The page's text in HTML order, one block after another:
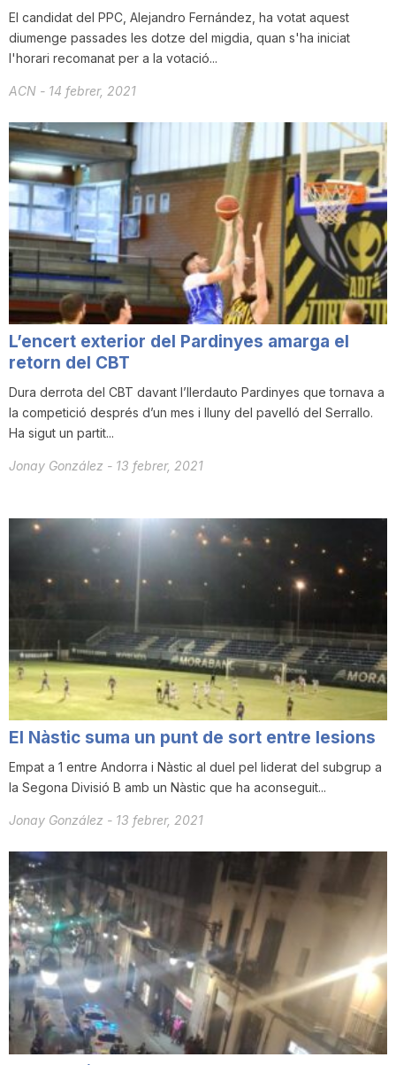
El candidat del PPC, Alejandro Fernández, ha votat aquest
diumenge passades les dotze del migdia, quan s'ha iniciat
l'horari recomanat per a la votació...
ACN - 14 febrer, 2021
L’encert exterior del Pardinyes amarga el
retorn del CBT
Dura derrota del CBT davant l’Ilerdauto Pardinyes que tornava a
la competició després d’un mes i lluny del pavelló del Serrallo.
Ha sigut un partit...
Jonay González - 13 febrer, 2021
El Nàstic suma un punt de sort entre lesions
Empat a 1 entre Andorra i Nàstic al duel pel liderat del subgrup a
la Segona Divisió B amb un Nàstic que ha aconseguit...
Jonay González - 13 febrer, 2021